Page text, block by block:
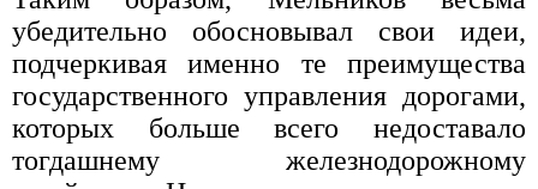
убедительно обосновывал свои идеи,
подчеркивая именно те преимущества
государственного управления дорогами,
которых больше всего недоставало
тогдашнему железнодорожному